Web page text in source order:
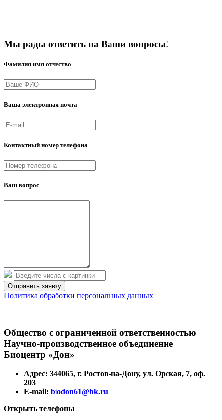
Мы рады ответить на Ваши вопросы!
Фамилия имя отчество
Ваша электронная почта
Контактный номер телефона
Ваш вопрос
Политика обработки персональных данных
Общество с ограниченной ответственностью
Научно-производственное объединение
Биоцентр «Дон»
Адрес: 344065, г. Ростов-на-Дону, ул. Орская, 7, оф.
203
E-mail: biodon61@bk.ru
Открыть телефоны